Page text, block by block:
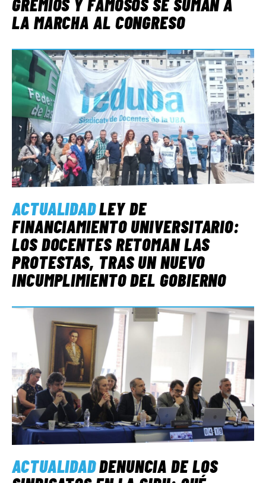
LA MARCHA AL CONGRESO
ACTUALIDADLEY DE
FINANCIAMIENTO UNIVERSITARIO:
LOS DOCENTES RETOMAN LAS
PROTESTAS, TRAS UN NUEVO
INCUMPLIMIENTO DEL GOBIERNO
ACTUALIDADDENUNCIA DE LOS